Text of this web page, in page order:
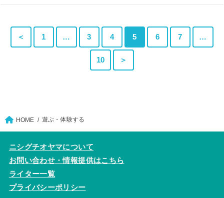
＜ 1 … 3 4 5 6 7 …
10 ＞
HOME 遊ぶ・体験する
ニシグチオヤマについて
お問い合わせ・情報提供はこちら
ライター一覧
プライバシーポリシー